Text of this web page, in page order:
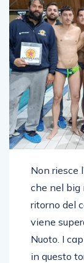
Non riesce
che nel big
ritorno del
viene
Nuoto. I
in questo